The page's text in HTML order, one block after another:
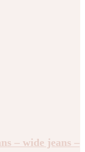
– wide jeans –